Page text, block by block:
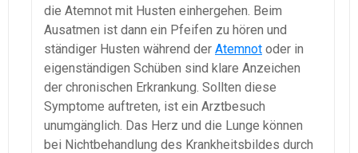
die Atemnot mit Husten einhergehen. Beim
Ausatmen ist dann ein Pfeifen zu hören und
ständiger Husten während der Atemnot oder in
eigenständigen Schüben sind klare Anzeichen
der chronischen Erkrankung. Sollten diese
Symptome auftreten, ist ein Arztbesuch
unumgänglich. Das Herz und die Lunge können
bei Nichtbehandlung des Krankheitsbildes durch